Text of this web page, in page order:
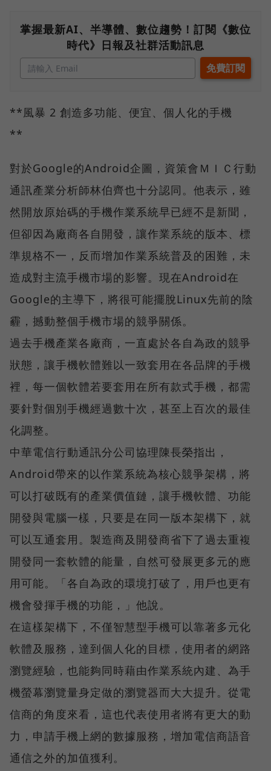
掌握最新AI、半導體、數位趨勢！訂閱《數位
時代》日報及社群活動訊息
**風暴 2 創造多功能、便宜、個人化的手機
**
對於Google的Android企圖，資策會ＭＩＣ行動
通訊產業分析師林伯齊也十分認同。他表示，雖
然開放原始碼的手機作業系統早已經不是新聞，
但卻因為廠商各自開發，讓作業系統的版本、標
準規格不一，反而增加作業系統普及的困難，未
造成對主流手機市場的影響。現在Android在
Google的主導下，將很可能擺脫Linux先前的陰
霾，撼動整個手機市場的競爭關係。
過去手機產業各廠商，一直處於各自為政的競爭
狀態，讓手機軟體難以一致套用在各品牌的手機
裡，每一個軟體若要套用在所有款式手機，都需
要針對個別手機經過數十次，甚至上百次的最佳
化調整。
中華電信行動通訊分公司協理陳長榮指出，
Android帶來的以作業系統為核心競爭架構，將
可以打破既有的產業價值鏈，讓手機軟體、功能
開發與電腦一樣，只要是在同一版本架構下，就
可以互通套用。製造商及開發商省下了過去重複
開發同一套軟體的能量，自然可發展更多元的應
用可能。「各自為政的環境打破了，用戶也更有
機會發揮手機的功能，」他說。
在這樣架構下，不僅智慧型手機可以靠著多元化
軟體及服務，達到個人化的目標，使用者的網路
瀏覽經驗，也能夠同時藉由作業系統內建、為手
機螢幕瀏覽量身定做的瀏覽器而大大提升。從電
信商的角度來看，這也代表使用者將有更大的動
力，申請手機上網的數據服務，增加電信商語音
通信之外的加值獲利。